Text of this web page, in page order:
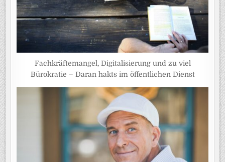
Fachkräftemangel, Digitalisierung und zu viel
Bürokratie – Daran hakts im öffentlichen Dienst